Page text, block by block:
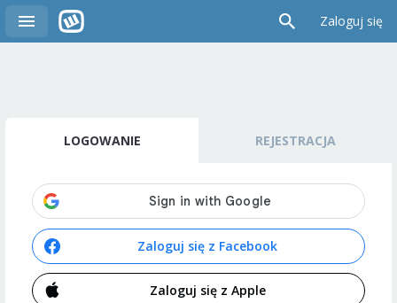
Zaloguj się
LOGOWANIE REJESTRACJA
Zaloguj się z Facebook
Zaloguj się z Apple